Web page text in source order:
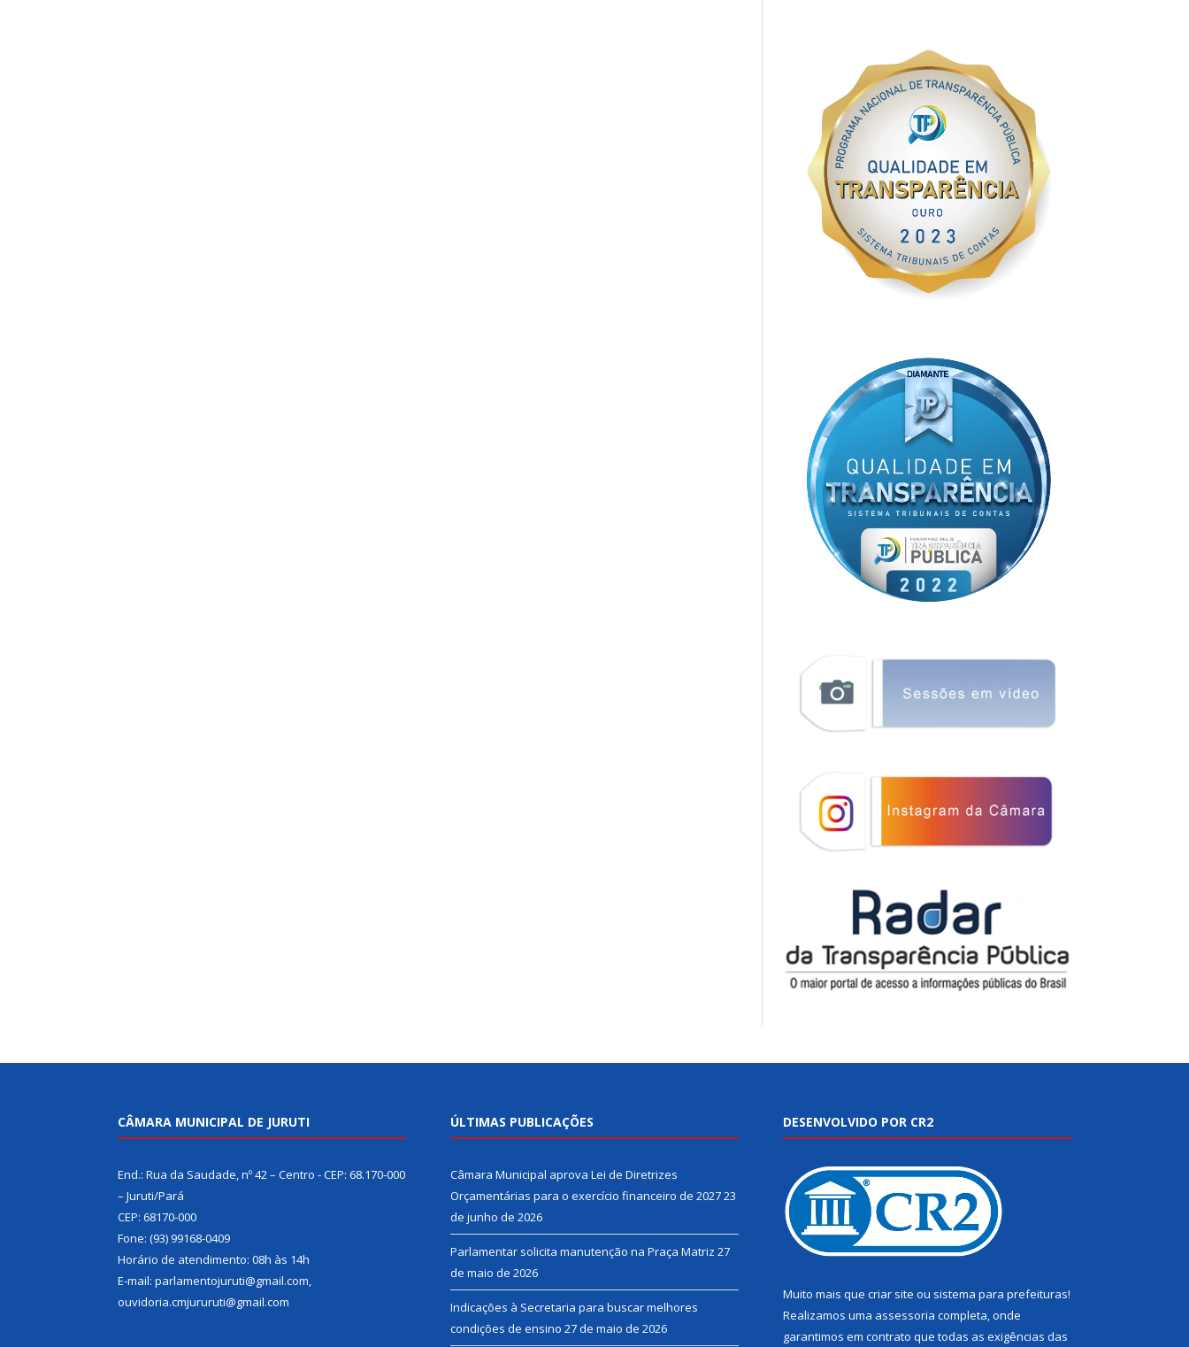
CÂMARA MUNICIPAL DE JURUTI
End.: Rua da Saudade, nº 42 – Centro - CEP: 68.170-000
– Juruti/Pará
CEP: 68170-000
Fone: (93) 99168-0409
Horário de atendimento: 08h às 14h
E-mail: parlamentojuruti@gmail.com,
ouvidoria.cmjururuti@gmail.com
ÚLTIMAS PUBLICAÇÕES
Câmara Municipal aprova Lei de Diretrizes
Orçamentárias para o exercício financeiro de 202723
de junho de 2026
Parlamentar solicita manutenção na Praça Matriz 27
de maio de 2026
Indicações à Secretaria para buscar melhores
condições de ensino 27 de maio de 2026
DESENVOLVIDO POR CR2
Muito mais que criar site ou sistema para prefeituras!
Realizamos uma assessoria completa, onde
garantimos em contrato que todas as exigências das